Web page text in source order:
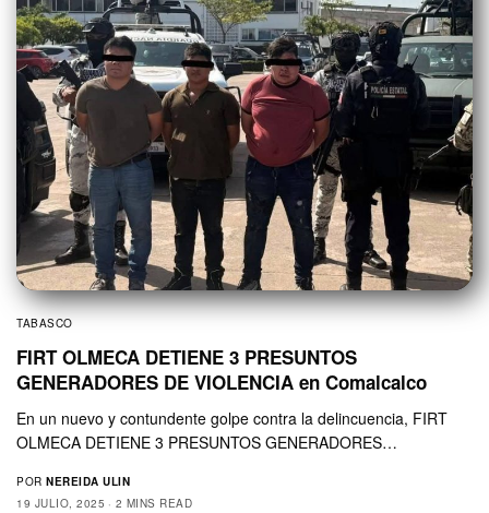
TABASCO
FIRT OLMECA DETIENE 3 PRESUNTOS
GENERADORES DE VIOLENCIA en Comalcalco
En un nuevo y contundente golpe contra la delincuencia, FIRT
OLMECA DETIENE 3 PRESUNTOS GENERADORES…
POR NEREIDA ULIN
19 JULIO, 2025
2 MINS READ